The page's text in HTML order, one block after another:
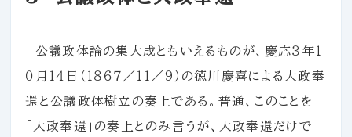
公議政体論の集大成ともいえるものが、慶応３年１
０月１４日（１８６７／１１／９）の徳川慶喜による大政奉
還と公議政体樹立の奏上である。普通、このことを
「大政奉還」の奏上とのみ言うが、大政奉還だけで